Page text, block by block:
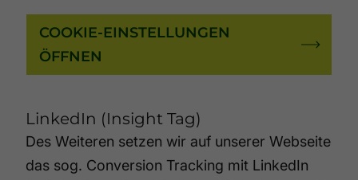
COOKIE-EINSTELLUNGEN
ÖFFNEN
LinkedIn (Insight Tag)
Des Weiteren setzen wir auf unserer Webseite
das sog. Conversion Tracking mit LinkedIn